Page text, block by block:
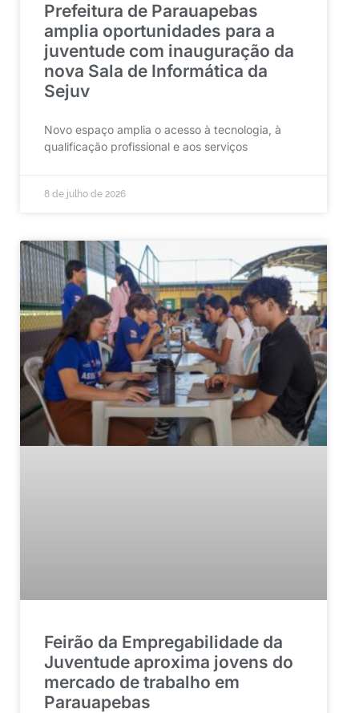
Prefeitura de Parauapebas
amplia oportunidades para a
juventude com inauguração da
nova Sala de Informática da
Sejuv
Novo espaço amplia o acesso à tecnologia, à
qualificação profissional e aos serviços
8 de julho de 2026
Feirão da Empregabilidade da
Juventude aproxima jovens do
mercado de trabalho em
Parauapebas